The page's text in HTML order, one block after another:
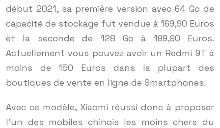
début 2021, sa première version avec 64 Go de
capacité de stockage fut vendue à 169,90 Euros
et la seconde de 128 Go à 199,90 Euros.
Actuellement vous pouvez avoir un Redmi 9T à
moins de 150 Euros dans la plupart des
boutiques de vente en ligne de Smartphones.
Avec ce modèle, Xiaomi réussi donc à proposer
l’un des mobiles chinois les moins chers du